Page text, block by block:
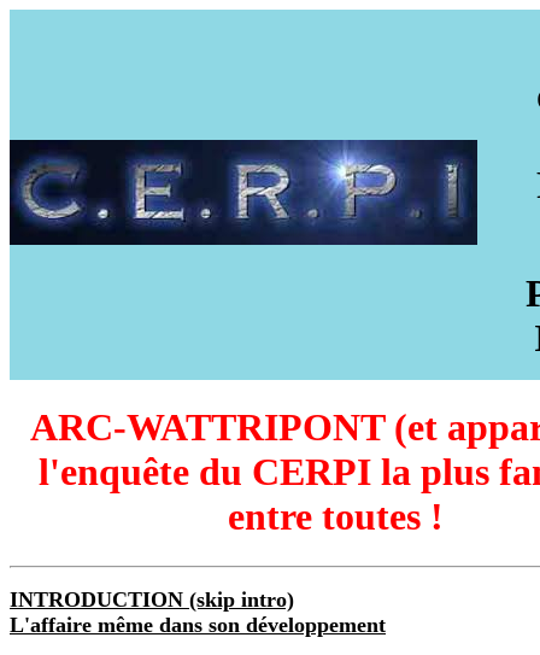
ARC-WATTRIPONT (et
l'enquête du CERPI la plus
entre toutes !
INTRODUCTION (skip intro)
L'affaire même dans son développement